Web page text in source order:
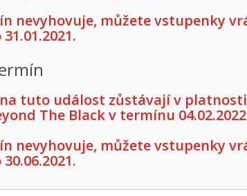
nevyhovuje, můžete vstupenky
tuto událost zůstávají v
The Black v termínu
nevyhovuje, můžete vstupenky